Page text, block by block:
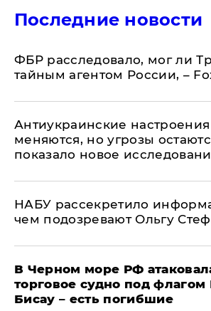
Последние новости
ФБР расследовало, мог ли
тайным агентом России, –
Антиукраинские
меняются, но угрозы
показало новое
НАБУ рассекретило
чем подозревают Ольгу
В Черном море РФ
торговое судно под флагом
Бисау – есть погибшие